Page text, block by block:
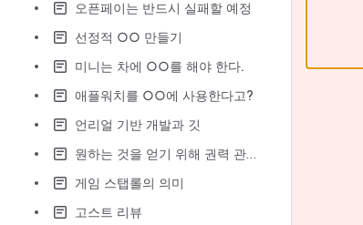
오픈페이는 반드시 실패할 예정
선정적 ○○ 만들기
미니는 차에 ○○를 해야 한다.
애플워치를 ○○에 사용한다고?
언리얼 기반 개발과 깃
원하는 것을 얻기 위해 권력 관계를 활용한다
게임 스탭롤의 의미
고스트 리뷰